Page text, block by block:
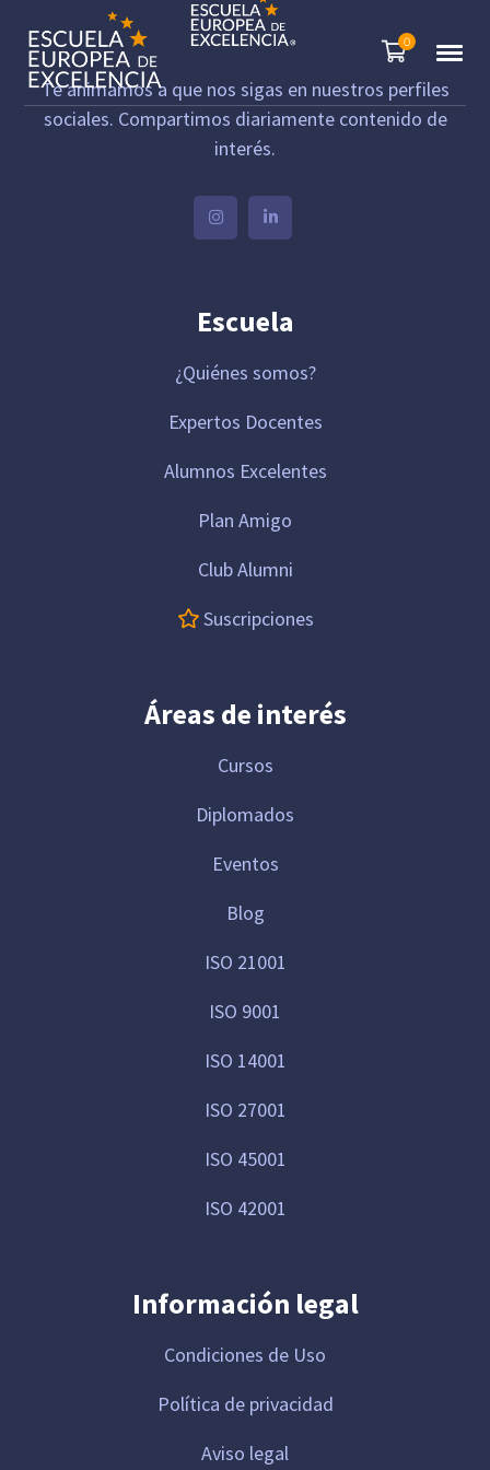
0
Te animamos a que nos sigas en nuestros perfiles
sociales. Compartimos diariamente contenido de
interés.
Escuela
¿Quiénes somos?
Expertos Docentes
Alumnos Excelentes
Plan Amigo
Club Alumni
Suscripciones
Áreas de interés
Cursos
Diplomados
Eventos
Blog
ISO 21001
ISO 9001
ISO 14001
ISO 27001
ISO 45001
ISO 42001
Información legal
Condiciones de Uso
Política de privacidad
Aviso legal